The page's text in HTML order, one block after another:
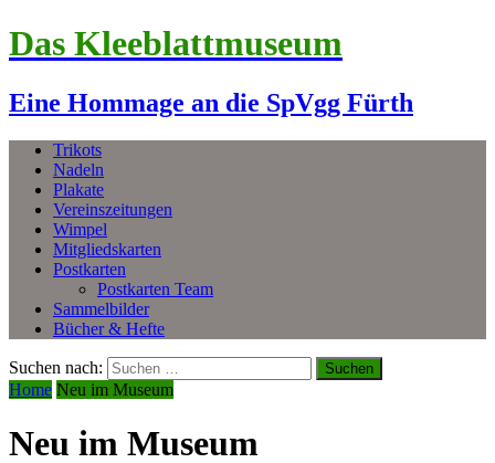
Das Kleeblattmuseum
Eine Hommage an die SpVgg Fürth
Trikots
Nadeln
Plakate
Vereinszeitungen
Wimpel
Mitgliedskarten
Postkarten
Postkarten Team
Sammelbilder
Bücher & Hefte
Suchen nach:
Home Neu im Museum
Neu im Museum